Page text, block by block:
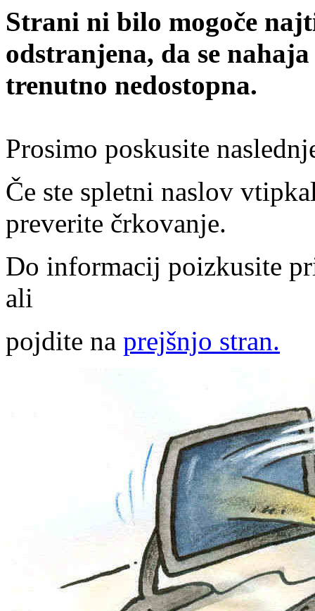
Strani ni bilo mogoče
odstranjena, da se
trenutno nedostopna.
Prosimo poskusite
Če ste spletni naslov
preverite črkovanje.
Do informacij poizkusite
ali
pojdite na prejšnjo stran.